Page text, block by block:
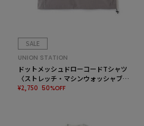
SALE
UNION STATION
ドットメッシュドローコードTシャツ
〈ストレッチ・マシンウォッシャブ
ル・軽量・接触冷感・通気性〉
¥2,750 50%OFF